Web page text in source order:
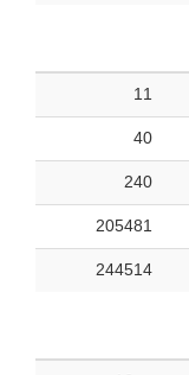
11
40
240
205481
244514